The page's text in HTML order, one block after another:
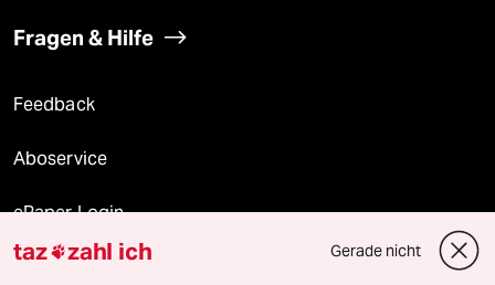
Fragen & Hilfe
Feedback
Aboservice
ePaper Login
Downloads für Abonnierende
taz zahl ich Gerade nicht